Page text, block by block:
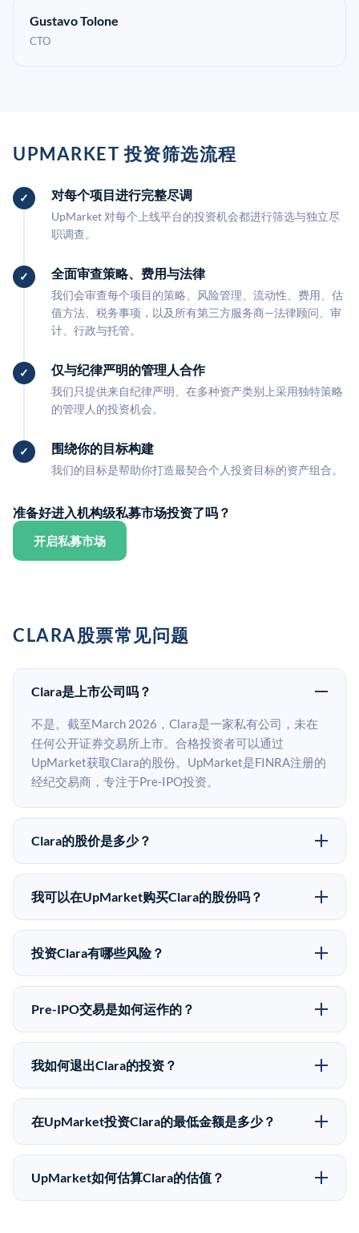
Gustavo Tolone
CTO
UPMARKET 投资筛选流程
对每个项目进行完整尽调
UpMarket 对每个上线平台的投资机会都进行筛选与独立尽
职调查。
全面审查策略、费用与法律
我们会审查每个项目的策略、风险管理、流动性、费用、估
值方法、税务事项，以及所有第三方服务商—法律顾问、审
计、行政与托管。
仅与纪律严明的管理人合作
我们只提供来自纪律严明、在多种资产类别上采用独特策略
的管理人的投资机会。
围绕你的目标构建
我们的目标是帮助你打造最契合个人投资目标的资产组合。
准备好进入机构级私募市场投资了吗？
开启私募市场
CLARA股票常见问题
Clara是上市公司吗？
不是。截至March 2026，Clara是一家私有公司，未在
任何公开证券交易所上市。合格投资者可以通过
UpMarket获取Clara的股份。UpMarket是FINRA注册的
经纪交易商，专注于Pre-IPO投资。
Clara的股价是多少？
Clara没有公开股价，因为它是一家私有公司。最近的已
知股价来自其最近一轮融资。 二级市场上的Pre-IPO股
同。
我可以在UpMarket购买Clara的股份吗？
可以。合格投资者可以通过填写本页表单或在
upmarket.co创建账户来表达对Clara股份的投资意向。
50,000美元。UpMarket是FINRA注册的经纪交易商，
自2019年以来已经纪超过5亿美元的另类投资。
投资Clara有哪些风险？
Pre-IPO投资存在重大风险。Clara的股份流动性低，意
味着没有公开市场可以快速出售。不存在确定的退出时
可能全部损失的准备。私有公司的估值在融资轮次之间
可能大幅波动。投资者应在投资前咨询其财务顾问并审
Pre-IPO交易是如何运作的？
在Pre-IPO交易中，合格投资者通过二级市场平台从现有
股东（如员工、早期投资者或其他持有人）处购买股
为FINRA注册的经纪交易商促成这些交易，代表双方处
理合规、文件和结算事宜。
我如何退出Clara的投资？
Pre-IPO持股主要有两种退出途径：在二级市场将股份出
售给其他买家，或持有直到公司完成IPO或被收购。两
市场条件。任何退出的时间都是不可预测的，投资者应
做好多年持有的准备。
在UpMarket投资Clara的最低金额是多少？
UpMarket上大多数Pre-IPO产品的最低投资金额为
50,000美元。具体金额可能因产品和股份供应情况而有
UpMarket如何估算Clara的估值？